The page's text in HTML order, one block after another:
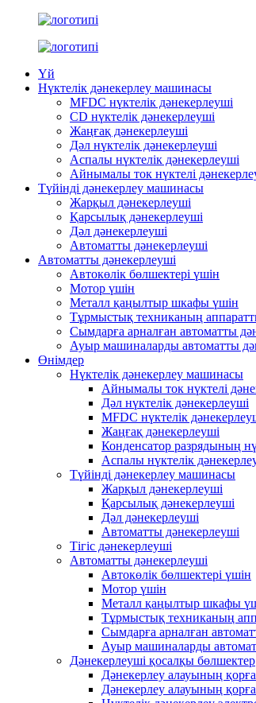
Үй
Нүктелік дәнекерлеу машинасы
MFDC нүктелік дәнекерлеуші
CD нүктелік дәнекерлеуші
Жаңғақ дәнекерлеуші
Дәл нүктелік дәнекерлеуші
Аспалы нүктелік дәнекерлеуші
Айнымалы ток нүктелі
Түйінді дәнекерлеу машинасы
Жарқыл дәнекерлеуші
Қарсылық дәнекерлеуші
Дәл дәнекерлеуші
Автоматты дәнекерлеуші
Автоматты дәнекерлеуші
Автокөлік бөлшектері үшін
Мотор үшін
Металл қаңылтыр шкафы үшін
Тұрмыстық техниканың
Сымдарға арналған автоматты
Ауыр машиналарды автоматты
Өнімдер
Нүктелік дәнекерлеу машинасы
Айнымалы ток нүктелі
Дәл нүктелік дәнекерлеуші
MFDC нүктелік
Жаңғақ дәнекерлеуші
Конденсатор разрядының
Аспалы нүктелік
Түйінді дәнекерлеу машинасы
Жарқыл дәнекерлеуші
Қарсылық дәнекерлеуші
Дәл дәнекерлеуші
Автоматты дәнекерлеуші
Тігіс дәнекерлеуші
Автоматты дәнекерлеуші
Автокөлік бөлшектері үшін
Мотор үшін
Металл қаңылтыр шкафы
Тұрмыстық техниканың
Сымдарға арналған
Ауыр машиналарды
Дәнекерлеуші ​​қосалқы бөлшектер
Дәнекерлеу алауының
Дәнекерлеу алауының